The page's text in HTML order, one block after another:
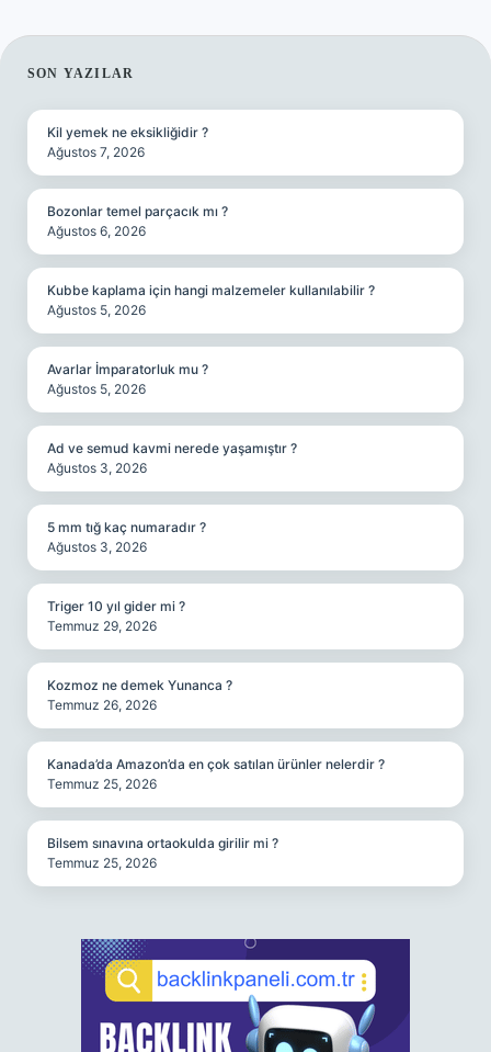
SIDEBAR
SON YAZILAR
Kil yemek ne eksikliğidir ?
Ağustos 7, 2026
Bozonlar temel parçacık mı ?
Ağustos 6, 2026
Kubbe kaplama için hangi malzemeler kullanılabilir ?
Ağustos 5, 2026
Avarlar İmparatorluk mu ?
Ağustos 5, 2026
Ad ve semud kavmi nerede yaşamıştır ?
Ağustos 3, 2026
5 mm tığ kaç numaradır ?
Ağustos 3, 2026
Triger 10 yıl gider mi ?
Temmuz 29, 2026
Kozmoz ne demek Yunanca ?
Temmuz 26, 2026
Kanada’da Amazon’da en çok satılan ürünler nelerdir ?
Temmuz 25, 2026
Bilsem sınavına ortaokulda girilir mi ?
Temmuz 25, 2026